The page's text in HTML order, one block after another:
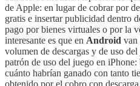
de Apple: en lugar de cobrar por
gratis e insertar publicidad dentro
pago por bienes virtuales o por la
interesante es que en Android van
volumen de descargas y de uso
patrón de uso del juego en iPhone:
cuánto habrían ganado con tanto
obtenido por el cobro con